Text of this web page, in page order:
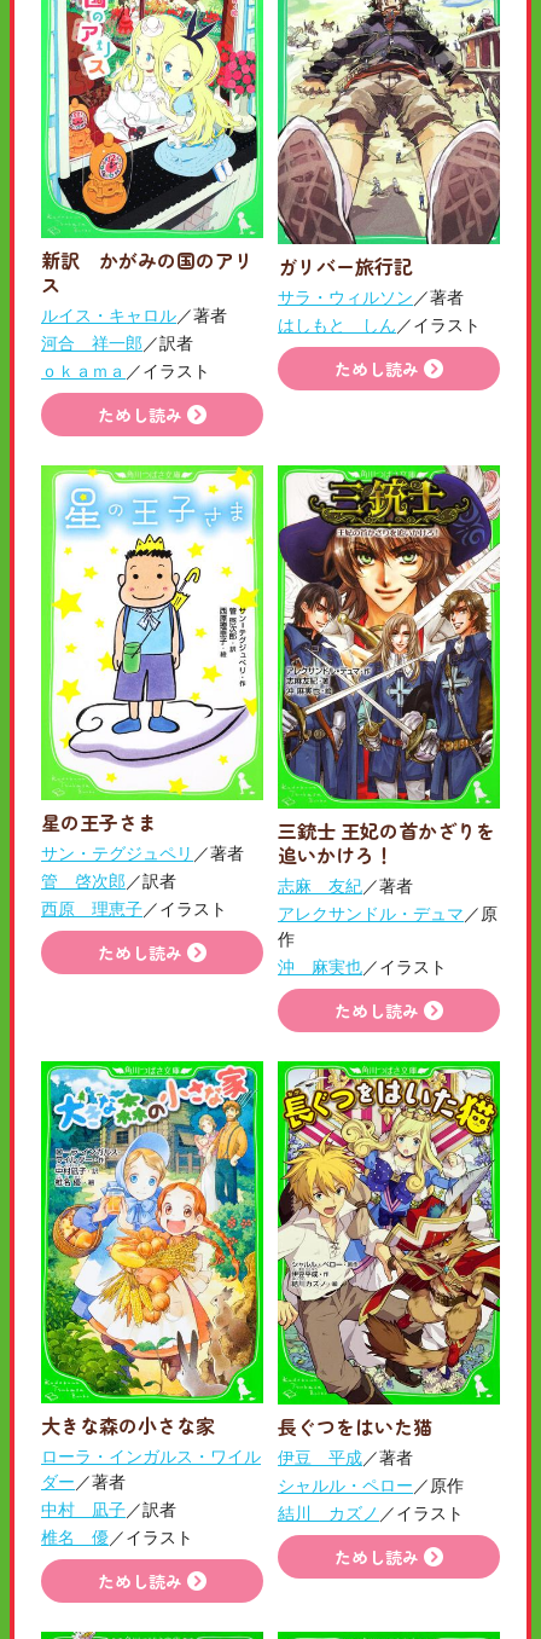
新訳 かがみの国のアリ
ス
ルイス・キャロル／著者
河合 祥一郎 ／訳者
ｏｋａｍａ ／イラスト
ためし読み
ガリバー旅行記
サラ・ウィルソン ／著者
はしもと しん ／イラスト
ためし読み
星の王子さま
サン・テグジュペリ ／著者
管 啓次郎 ／訳者
西原 理恵子／イラスト
ためし読み
三銃士 王妃の首かざりを
追いかけろ！
志麻 友紀／著者
アレクサンドル・デュマ ／原
作
沖 麻実也／イラスト
ためし読み
大きな森の小さな家
ローラ・インガルス・ワイル
ダー ／著者
中村 凪子／訳者
椎名 優／イラスト
ためし読み
長ぐつをはいた猫
伊豆 平成／著者
シャルル・ペロー ／原作
結川 カズノ ／イラスト
ためし読み